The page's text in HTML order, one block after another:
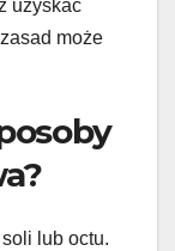
uzyskać
może
lub octu.